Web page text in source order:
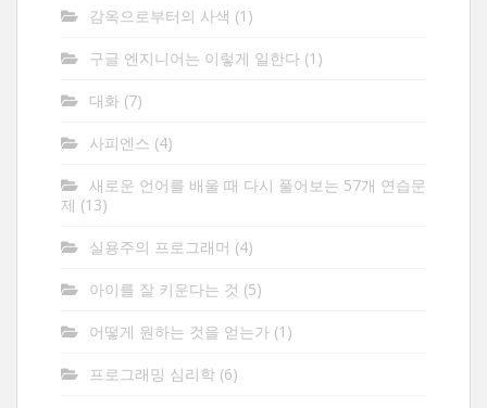
감옥으로부터의 사색 (1)
구글 엔지니어는 이렇게 일한다 (1)
대화 (7)
사피엔스 (4)
새로운 언어를 배울 때 다시 풀어보는 57개 연습문
제 (13)
실용주의 프로그래머 (4)
아이를 잘 키운다는 것 (5)
어떻게 원하는 것을 얻는가 (1)
프로그래밍 심리학 (6)